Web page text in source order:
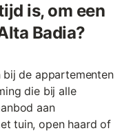
is, om een
Badia?
de appartementen
die bij alle
aan
tuin, open haard of